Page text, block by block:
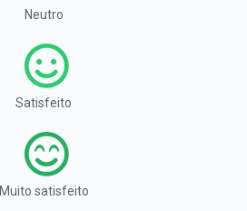
Neutro
Satisfeito
Muito satisfeito